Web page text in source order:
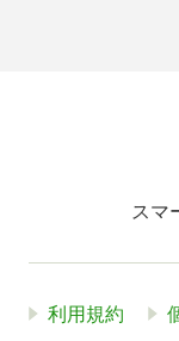
スマ
利用規約